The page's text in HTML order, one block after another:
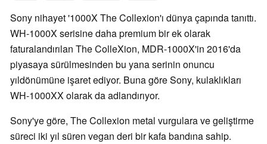
Sony nihayet '1000X The Collexion'ı dünya çapında tanıttı.
WH-1000X serisine daha premium bir ek olarak
faturalandırılan The ColleXion, MDR-1000X'in 2016'da
piyasaya sürülmesinden bu yana serinin onuncu
yıldönümüne işaret ediyor. Buna göre Sony, kulaklıkları
WH-1000XX olarak da adlandırıyor.
Sony'ye göre, The Collexion metal vurgulara ve geliştirme
süreci iki yıl süren vegan deri bir kafa bandına sahip.